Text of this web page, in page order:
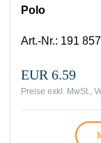
Polo
Art.-Nr.: 191
EUR 6.59
Preise exkl. MwSt.,